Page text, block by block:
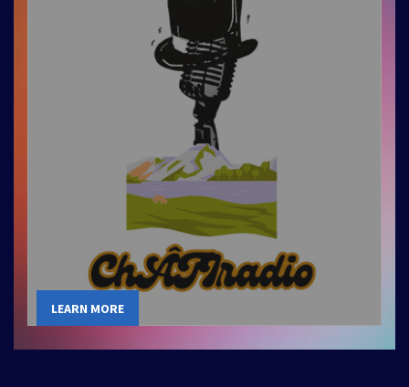
LEARN MORE